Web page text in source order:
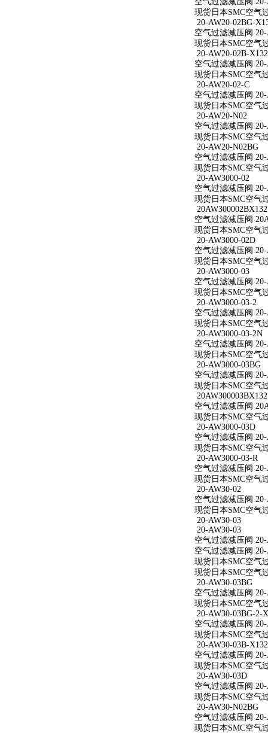
现货日本SMC空气
20-AW20-02BG-
空气过滤减压阀
现货日本SMC空气
20-AW20-02B-X132
空气过滤减压阀
现货日本SMC空气
20-AW20-02-C
空气过滤减压阀 20-
现货日本SMC空气
20-AW20-N02
空气过滤减压阀
现货日本SMC空气
20-AW20-N02BG
空气过滤减压阀
现货日本SMC空气
20-AW3000-02
空气过滤减压阀 20-
现货日本SMC空气
20AW300002BX132
空气过滤减压阀
现货日本SMC空气
20-AW3000-02D
空气过滤减压阀 20-
现货日本SMC空气
20-AW3000-03
空气过滤减压阀 20-
现货日本SMC空气
20-AW3000-03-2
空气过滤减压阀 20-
现货日本SMC空气
20-AW3000-03-2N
空气过滤减压阀
现货日本SMC空气
20-AW3000-03BG
空气过滤减压阀 20-
现货日本SMC空气
20AW300003BX132
空气过滤减压阀
现货日本SMC空气
20-AW3000-03D
空气过滤减压阀 20-
现货日本SMC空气
20-AW3000-03-R
空气过滤减压阀 20-
现货日本SMC空气
20-AW30-02
空气过滤减压阀 20-
现货日本SMC空气
20-AW30-03
20-AW30-03
空气过滤减压阀 20-
空气过滤减压阀 20-
现货日本SMC空气
现货日本SMC空气
20-AW30-03BG
空气过滤减压阀 20-
现货日本SMC空气
20-AW30-03BG-2-
空气过滤减压阀
现货日本SMC空气
20-AW30-03B-X132
空气过滤减压阀
现货日本SMC空气
20-AW30-03D
空气过滤减压阀
现货日本SMC空气
20-AW30-N02BG
空气过滤减压阀
现货日本SMC空气